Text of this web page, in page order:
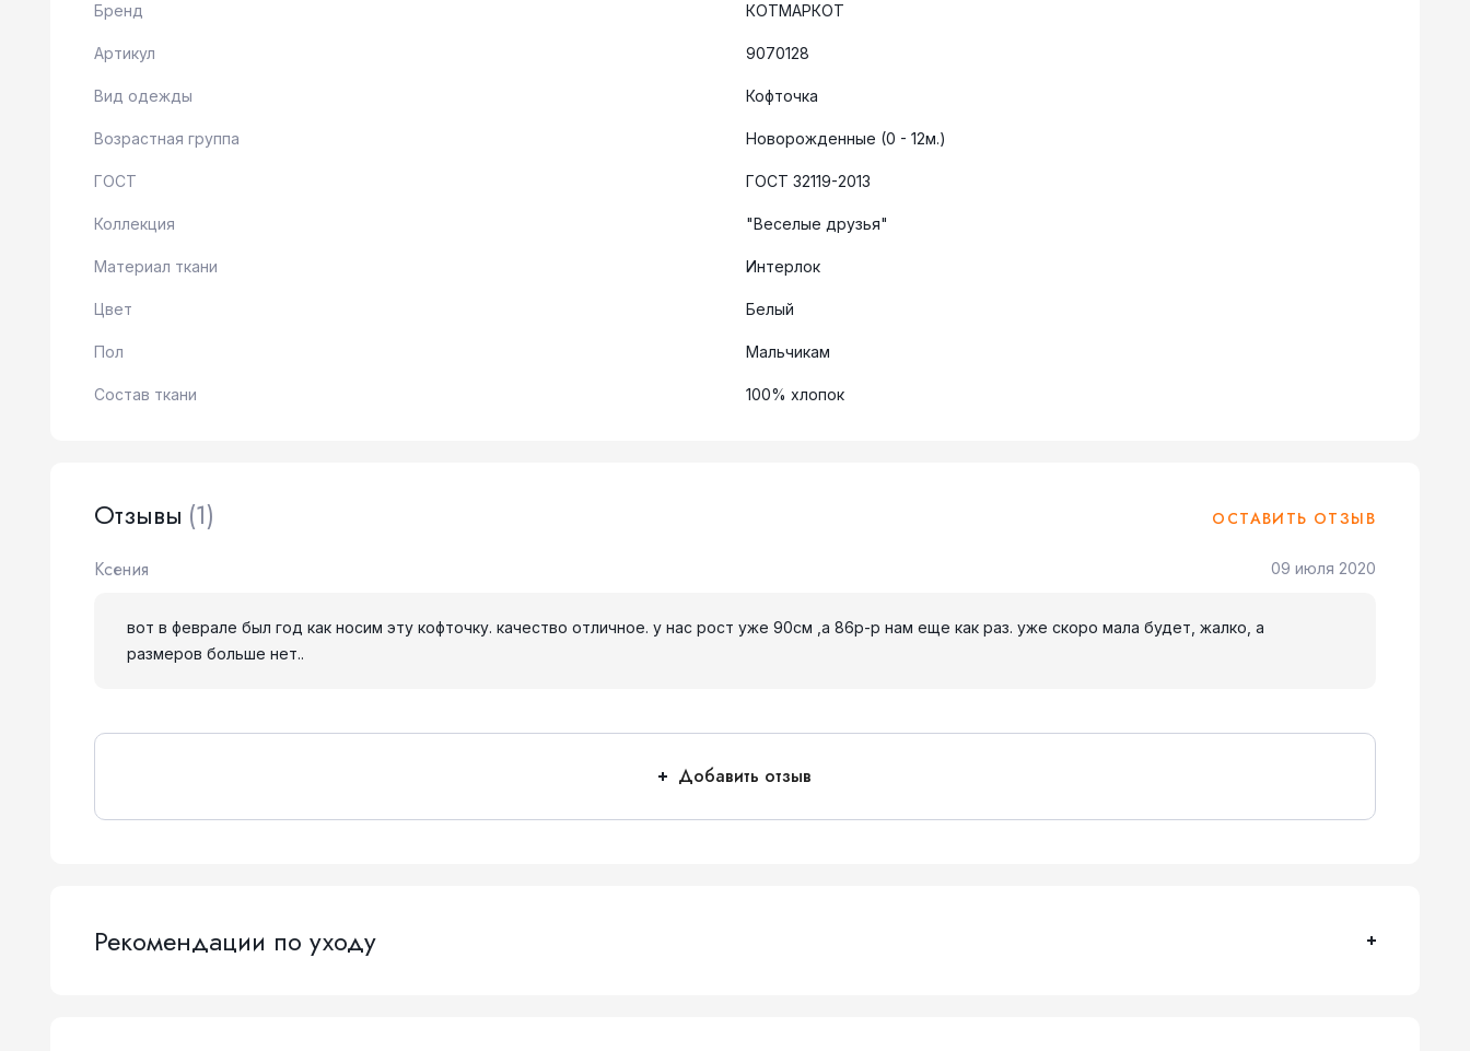
Бренд КОТМАРКОТ
Артикул 9070128
Вид одежды Кофточка
Возрастная группа Новорожденные (0 - 12м.)
ГОСТ ГОСТ 32119-2013
Коллекция "Веселые друзья"
Материал ткани Интерлок
Цвет Белый
Пол Мальчикам
Состав ткани 100% хлопок
Отзывы (1) ОСТАВИТЬ ОТЗЫВ
Ксения 09 июля 2020
вот в феврале был год как носим эту кофточку. качество отличное. у нас рост уже 90см ,а 86р-р нам еще как раз. уже скоро мала будет, жалко, а
размеров больше нет..
Добавить отзыв
Рекомендации по уходу